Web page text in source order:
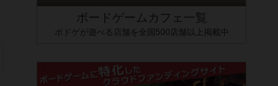
ボードゲームカフェ一覧
ボドゲが遊べる店舗を全国500店舗以上掲載中